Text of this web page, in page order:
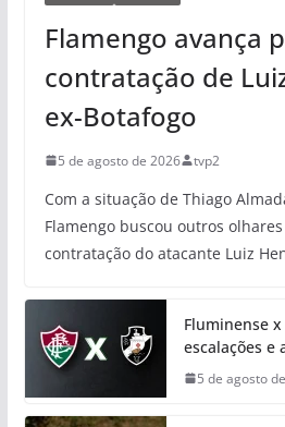
Flamengo avança
contratação de
ex-Botafogo
5 de agosto de 2026 tvp2
Com a situação de Thiago
Flamengo buscou outros
contratação do atacante Luiz
Fluminense
escalações e
5 de agosto